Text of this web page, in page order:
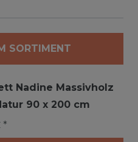
SORTIMENT
Nadine Massivholz
90 x 200 cm
*